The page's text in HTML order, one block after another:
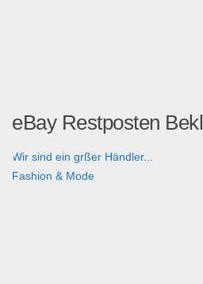
eBay Restposten
Wir sind ein grßer Händler...
Fashion & Mode